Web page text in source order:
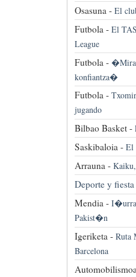
Osasuna - El
Futbola - El
League
Futbola -
konfiantza�
Futbola -
jugando
Bilbao Basket -
Saskibaloia - El
Arrauna -
Deporte y
Mendia -
Pakist�n
Igeriketa - Ruta
Barcelona